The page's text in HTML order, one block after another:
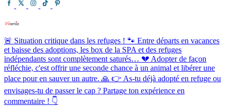
🚨 Situation critique dans les refuges ! 🐾 Entre départs en vacances
et baisse des adoptions, les box de la SPA et des refuges
indépendants sont complètement saturés… 💔 Adopter de façon
réfléchie, c'est offrir une seconde chance à un animal et libérer une
place pour en sauver un autre. 🙏 👉 As-tu déjà adopté en refuge ou
envisages-tu de passer le cap ? Partage ton expérience en
commentaire ! 👇